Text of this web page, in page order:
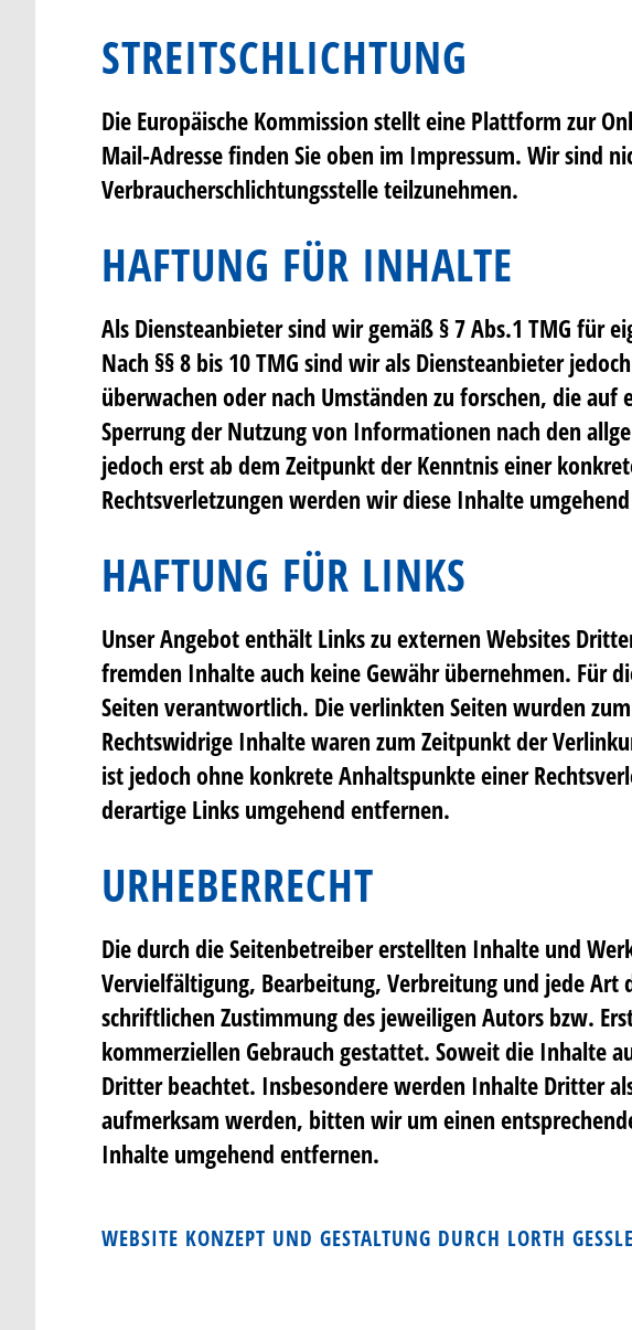
STREITSCHLICHTUNG
Die Europäische Kommission stellt eine Plattform zur
Mail-Adresse finden Sie oben im Impressum. Wir sind
Verbraucherschlichtungsstelle teilzunehmen.
HAFTUNG FÜR INHALTE
Als Diensteanbieter sind wir gemäß § 7 Abs.1 TMG für
Nach §§ 8 bis 10 TMG sind wir als Diensteanbieter
überwachen oder nach Umständen zu forschen, die
Sperrung der Nutzung von Informationen nach den
jedoch erst ab dem Zeitpunkt der Kenntnis einer
Rechtsverletzungen werden wir diese Inhalte
HAFTUNG FÜR LINKS
Unser Angebot enthält Links zu externen Websites
fremden Inhalte auch keine Gewähr übernehmen. Für
Seiten verantwortlich. Die verlinkten Seiten wurden
Rechtswidrige Inhalte waren zum Zeitpunkt der
ist jedoch ohne konkrete Anhaltspunkte einer
derartige Links umgehend entfernen.
URHEBERRECHT
Die durch die Seitenbetreiber erstellten Inhalte und
Vervielfältigung, Bearbeitung, Verbreitung und jede Art
schriftlichen Zustimmung des jeweiligen Autors bzw.
kommerziellen Gebrauch gestattet. Soweit die Inhalte
Dritter beachtet. Insbesondere werden Inhalte Dritter
aufmerksam werden, bitten wir um einen
Inhalte umgehend entfernen.
WEBSITE KONZEPT UND GESTALTUNG DURCH LORTH